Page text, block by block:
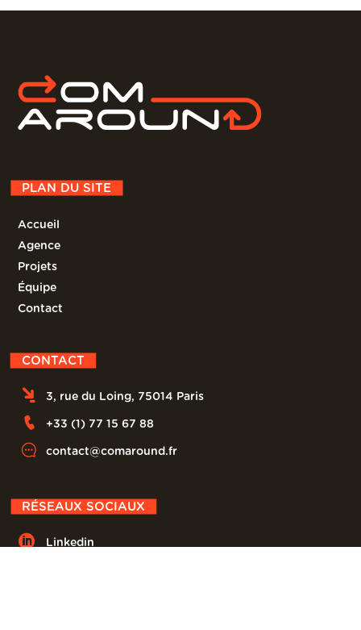
PLAN DU SITE
Accueil
Agence
Projets
Équipe
Contact
CONTACT
3, rue du Loing, 75014 Paris
+33 (1) 77 15 67 88
contact@comaround.fr
RÉSEAUX SOCIAUX
 Linkedin